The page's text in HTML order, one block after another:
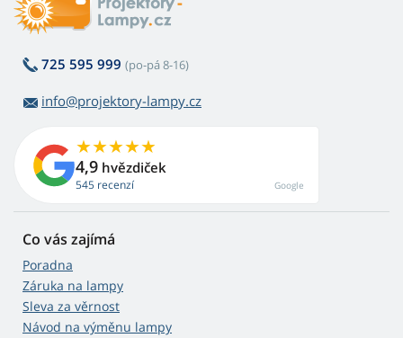
725 595 999 (po-pá 8-16)
info@projektory-lampy.cz
4,9 hvězdiček
545 recenzí Google
Co vás zajímá
Poradna
Záruka na lampy
Sleva za věrnost
Návod na výměnu lampy